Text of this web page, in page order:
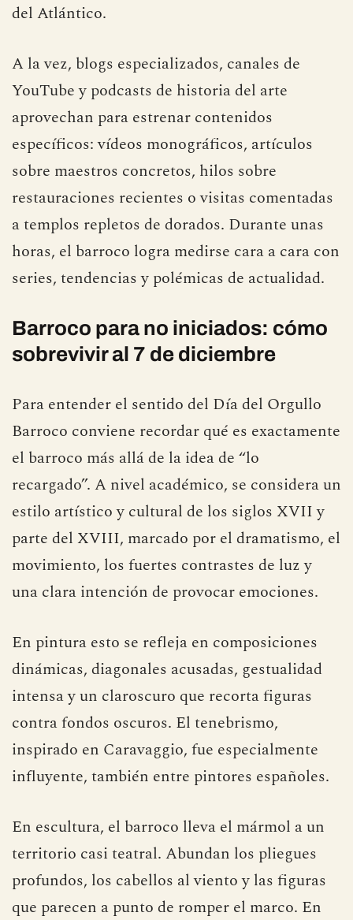
del Atlántico.
A la vez, blogs especializados, canales de
YouTube y podcasts de historia del arte
aprovechan para estrenar contenidos
específicos: vídeos monográficos, artículos
sobre maestros concretos, hilos sobre
restauraciones recientes o visitas comentadas
a templos repletos de dorados. Durante unas
horas, el barroco logra medirse cara a cara con
series, tendencias y polémicas de actualidad.
Barroco para no iniciados: cómo
sobrevivir al 7 de diciembre
Para entender el sentido del Día del Orgullo
Barroco conviene recordar qué es exactamente
el barroco más allá de la idea de “lo
recargado”. A nivel académico, se considera un
estilo artístico y cultural de los siglos XVII y
parte del XVIII, marcado por el dramatismo, el
movimiento, los fuertes contrastes de luz y
una clara intención de provocar emociones.
En pintura esto se refleja en composiciones
dinámicas, diagonales acusadas, gestualidad
intensa y un claroscuro que recorta figuras
contra fondos oscuros. El tenebrismo,
inspirado en Caravaggio, fue especialmente
influyente, también entre pintores españoles.
En escultura, el barroco lleva el mármol a un
territorio casi teatral. Abundan los pliegues
profundos, los cabellos al viento y las figuras
que parecen a punto de romper el marco. En